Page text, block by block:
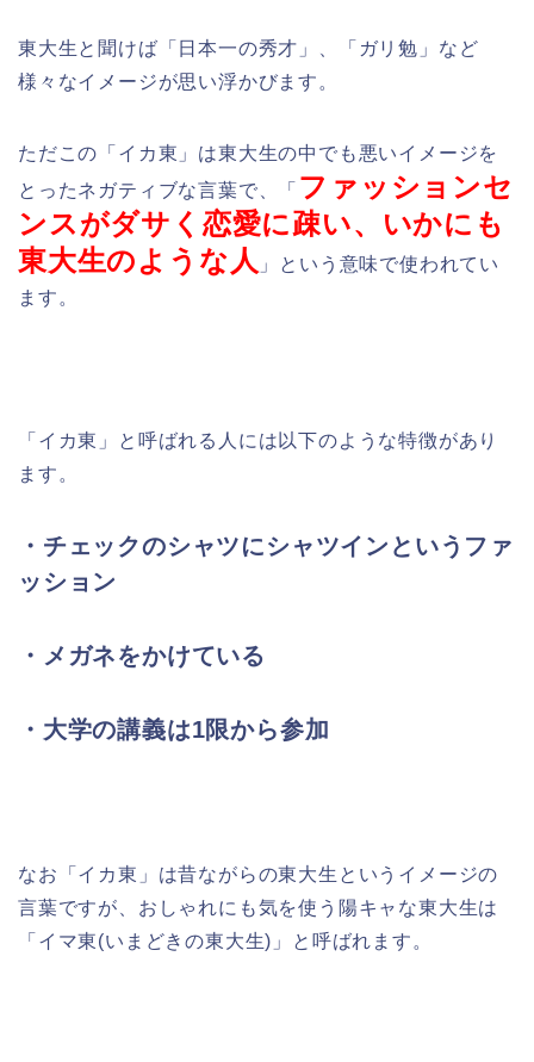
東大生と聞けば「日本一の秀才」、「ガリ勉」など
様々なイメージが思い浮かびます。
ただこの「イカ東」は東大生の中でも悪いイメージを
とったネガティブな言葉で、「 ファッションセ
ンスがダサく恋愛に疎い、いかにも
東大生のような人 」という意味で使われてい
ます。
「イカ東」と呼ばれる人には以下のような特徴があり
ます。
・チェックのシャツにシャツインというファ
ッション
・メガネをかけている
・大学の講義は1限から参加
なお「イカ東」は昔ながらの東大生というイメージの
言葉ですが、おしゃれにも気を使う陽キャな東大生は
「イマ東(いまどきの東大生)」と呼ばれます。